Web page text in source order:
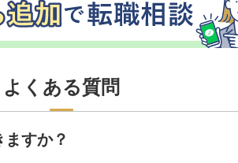
よくある質問
すか？